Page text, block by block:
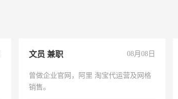
文员 兼职 08月08日
曾做企业官网，阿里 淘宝代运营及网格
销售。